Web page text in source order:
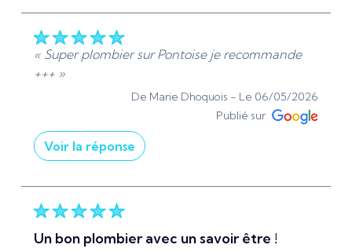
Chez ADS Sanitaire, nous mettons un point
d’honneur à intervenir rapidement dans tout le
Val-d’Oise (95) pour vos urgences de plomberie
et dépannage sanitaire. Nous sommes ravis
d’avoir pu résoudre votre problème d’évacuation
des toilettes dans l’heure grâce à notre stock de
pièces disponible immédiatement. Votre
satisfaction est notre priorité. À bientôt pour
dépannage sanitaire dans le 95. »
De ADS Sanitaire 95 - Le 12/05/2026
« Super plombier sur Pontoise je recommande
+++ »
De Marie Dhoquois - Le 06/05/2026
Publié sur
Voir la réponse
votre recommandation positive. Votre
satisfaction est une grande source de motivation
Cordialement, Denys, Ads Sanitaire 95 |
un bon plombier avec un savoir être !